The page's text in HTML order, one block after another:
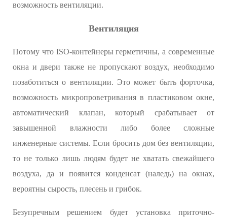
возможность вентиляции.
Вентиляция
Потому что ISO-контейнеры герметичны, а современные
окна и двери также не пропускают воздух, необходимо
позаботиться о вентиляции. Это может быть форточка,
возможность микропроветривания в пластиковом окне,
автоматический клапан, который срабатывает от
завышенной влажности либо более сложные
инженерные системы. Если бросить дом без вентиляции,
то не только лишь людям будет не хватать свежайшего
воздуха, да и появится конденсат (наледь) на окнах,
вероятны сырость, плесень и грибок.
Безупречным решением будет установка приточно-